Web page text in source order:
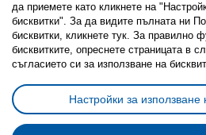
Политика за използване на
Избор на настройки за
Условия за ползване на ikea.bgОбща
Политика за защита на
да приемете като кликнете на
бисквитки". За да видите пълната ни
бисквитки, кликнете тук. За правилно
бисквитките, опреснете страницата в
съгласието си за използване на
Настройки за използване